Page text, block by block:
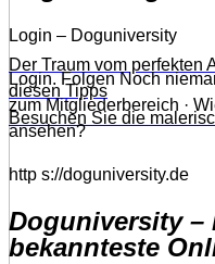
Der Traum vom perfekten
diesen Tipps
Besuchen Sie die
Login – Doguniversity
Login. Folgen Noch
zum Mitgliederbereich ·
ansehen?
http s://doguniversity.de
Doguniversity –
bekannteste